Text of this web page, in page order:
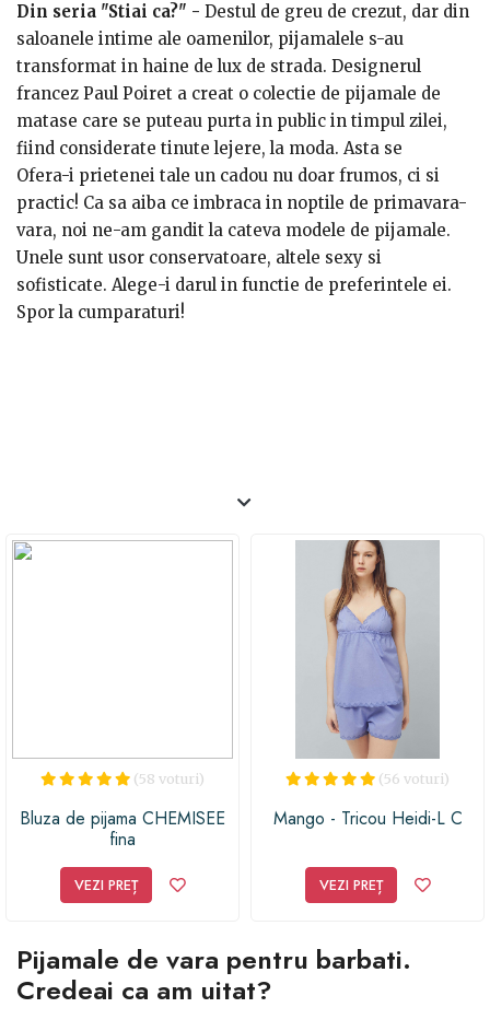
o silueta delicata si frumos conturata.
Din seria "Stiai ca?" - Destul de greu de crezut, dar din
saloanele intime ale oamenilor, pijamalele s-au
transformat in haine de lux de strada. Designerul
francez Paul Poiret a creat o colectie de pijamale de
matase care se puteau purta in public in timpul zilei,
fiind considerate tinute lejere, la moda. Asta se
intampla la inceputul anilor 1900.
Ofera-i prietenei tale un cadou nu doar frumos, ci si
practic! Ca sa aiba ce imbraca in noptile de primavara-
vara, noi ne-am gandit la cateva modele de pijamale.
Unele sunt usor conservatoare, altele sexy si
sofisticate. Alege-i darul in functie de preferintele ei.
Spor la cumparaturi!
(58 voturi)
Bluza de pijama CHEMISEE
fina
VEZI PREȚ
(56 voturi)
Mango - Tricou Heidi-L C
VEZI PREȚ
Pijamale de vara pentru barbati.
Credeai ca am uitat?